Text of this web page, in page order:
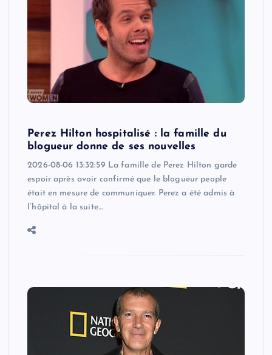
Perez Hilton hospitalisé : la famille du
blogueur donne de ses nouvelles
2026-08-06 13:32:59 La famille de Perez Hilton garde
espoir après avoir confirmé que le blogueur people
était en mesure de communiquer. Perez a été admis à
l’hôpital à la suite…